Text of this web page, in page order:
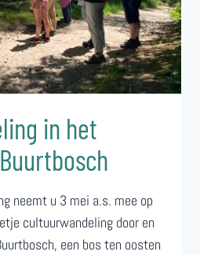
in het
neemt u 3 mei a.s. mee op
cultuurwandeling door en
een bos ten oosten